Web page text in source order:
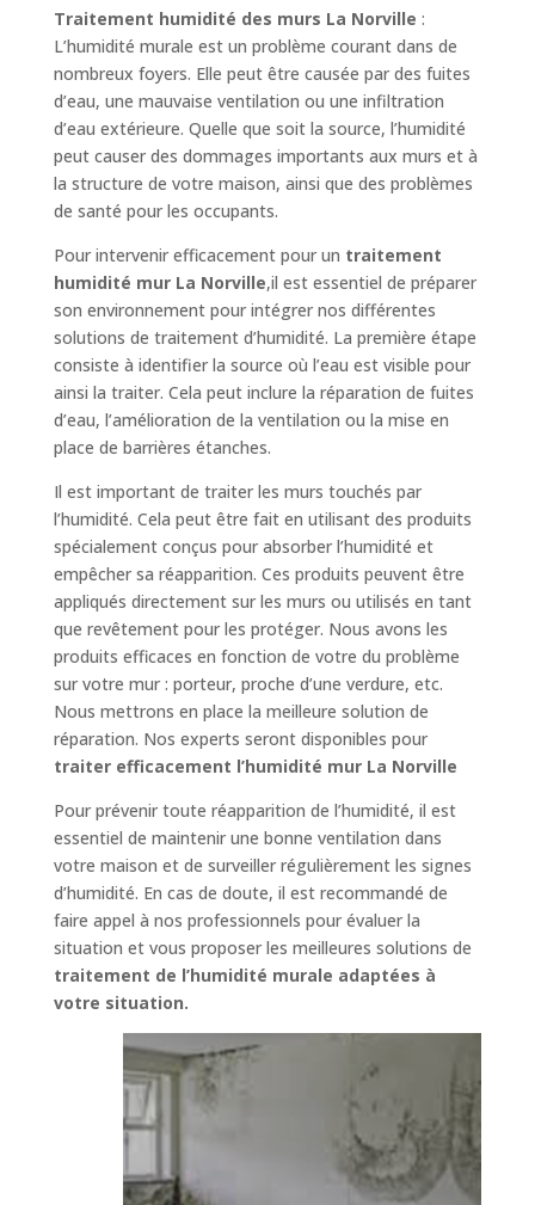
Traitement humidité des murs La Norville :
L’humidité murale est un problème courant dans de
nombreux foyers. Elle peut être causée par des fuites
d’eau, une mauvaise ventilation ou une infiltration
d’eau extérieure. Quelle que soit la source, l’humidité
peut causer des dommages importants aux murs et à
la structure de votre maison, ainsi que des problèmes
de santé pour les occupants.
Pour intervenir efficacement pour un traitement
humidité mur La Norville,il est essentiel de préparer
son environnement pour intégrer nos différentes
solutions de traitement d’humidité. La première étape
consiste à identifier la source où l’eau est visible pour
ainsi la traiter. Cela peut inclure la réparation de fuites
d’eau, l’amélioration de la ventilation ou la mise en
place de barrières étanches.
Il est important de traiter les murs touchés par
l’humidité. Cela peut être fait en utilisant des produits
spécialement conçus pour absorber l’humidité et
empêcher sa réapparition. Ces produits peuvent être
appliqués directement sur les murs ou utilisés en tant
que revêtement pour les protéger. Nous avons les
produits efficaces en fonction de votre du problème
sur votre mur : porteur, proche d’une verdure, etc.
Nous mettrons en place la meilleure solution de
réparation. Nos experts seront disponibles pour
traiter efficacement l’humidité mur La Norville
Pour prévenir toute réapparition de l’humidité, il est
essentiel de maintenir une bonne ventilation dans
votre maison et de surveiller régulièrement les signes
d’humidité. En cas de doute, il est recommandé de
faire appel à nos professionnels pour évaluer la
situation et vous proposer les meilleures solutions de
traitement de l’humidité murale adaptées à
votre situation.